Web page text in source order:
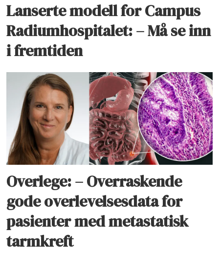
Lanserte modell for Campus
Radiumhospitalet: – Må se inn
i fremtiden
Overlege: – Overraskende
gode overlevelsesdata for
pasienter med metastatisk
tarmkreft